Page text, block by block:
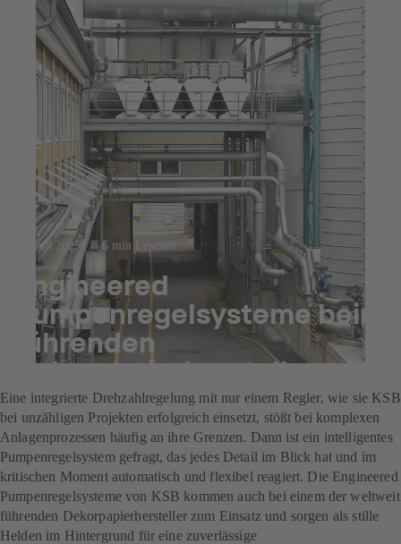
23. Juli 2025 6 min Lesezeit
Engineered
Pumpenregelsysteme beim
führenden
Dekorpapierhersteller
Eine integrierte Drehzahlregelung mit nur einem Regler, wie sie KSB
bei unzähligen Projekten erfolgreich einsetzt, stößt bei komplexen
Anlagenprozessen häufig an ihre Grenzen. Dann ist ein intelligentes
Pumpenregelsystem gefragt, das jedes Detail im Blick hat und im
kritischen Moment automatisch und flexibel reagiert. Die Engineered
Pumpenregelsysteme von KSB kommen auch bei einem der weltweit
führenden Dekorpapierhersteller zum Einsatz und sorgen als stille
Helden im Hintergrund für eine zuverlässige